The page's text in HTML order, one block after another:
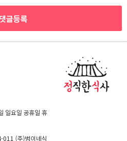
일요일 공휴일 휴
011 (주)범이네식